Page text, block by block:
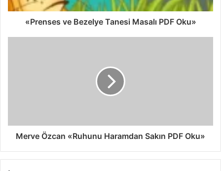
«Prenses ve Bezelye Tanesi Masalı PDF Oku»
Merve Özcan «Ruhunu Haramdan Sakın PDF Oku»